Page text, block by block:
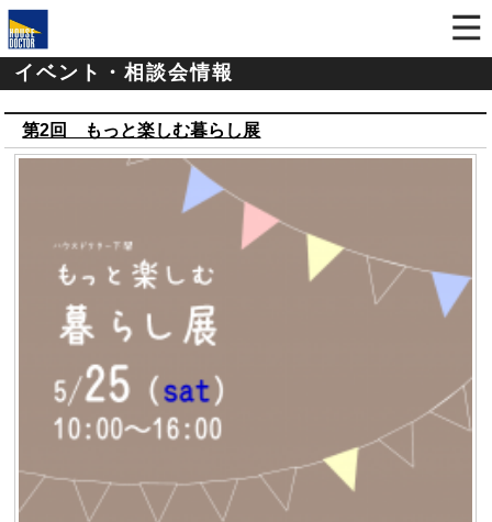
イベント・相談会情報
第2回 もっと楽しむ暮らし展